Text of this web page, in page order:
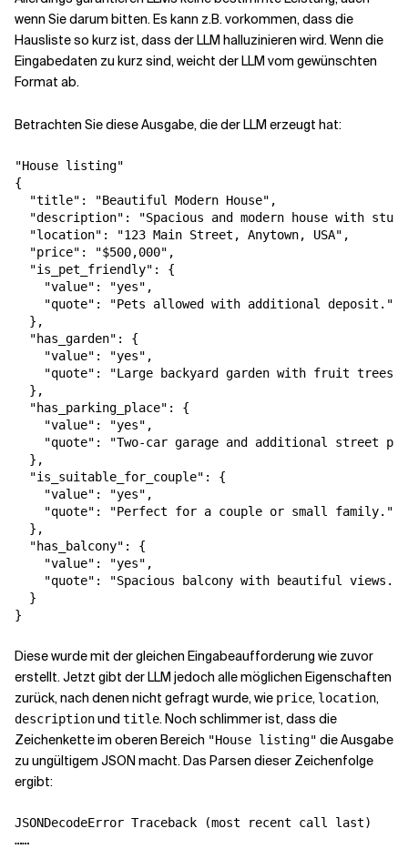
wenn Sie darum bitten. Es kann z.B. vorkommen, dass die
Hausliste so kurz ist, dass der LLM halluzinieren wird. Wenn die
Eingabedaten zu kurz sind, weicht der LLM vom gewünschten
Format ab.
Betrachten Sie diese Ausgabe, die der LLM erzeugt hat:
"House listing"
{
  "title": "Beautiful Modern House",
"description": "Spacious and modern house with
  "location": "123 Main Street, Anytown, USA",
  "price": "$500,000",
  "is_pet_friendly": {
    "value": "yes",
    "quote": "Pets allowed with additional deposit."
  },
  "has_garden": {
    "value": "yes",
    "quote": "Large backyard garden with fruit trees."
  },
  "has_parking_place": {
    "value": "yes",
"quote": "Two-car garage and additional street
  },
  "is_suitable_for_couple": {
    "value": "yes",
    "quote": "Perfect for a couple or small family."
  },
  "has_balcony": {
    "value": "yes",
    "quote": "Spacious balcony with beautiful views."
  }
Diese wurde mit der gleichen Eingabeaufforderung wie zuvor
erstellt. Jetzt gibt der LLM jedoch alle möglichen Eigenschaften
zurück, nach denen nicht gefragt wurde, wie price, location,
descriptionund title. Noch schlimmer ist, dass die
Zeichenkette im oberen Bereich "House listing" die Ausgabe
zu ungültigem JSON macht. Das Parsen dieser Zeichenfolge
ergibt:
JSONDecodeError Traceback (most recent call last)
……